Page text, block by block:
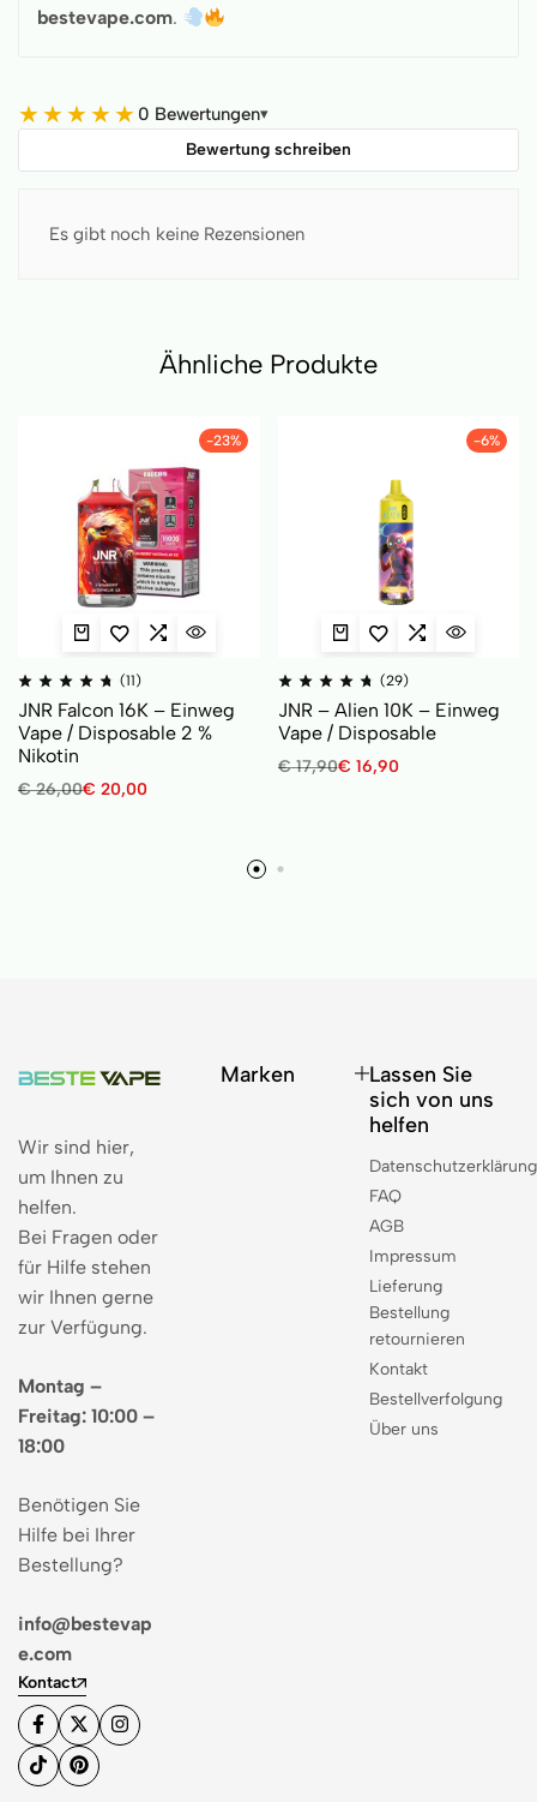
bestevape.com.
★★★★★ 0 Bewertungen▾
Bewertung schreiben
Es gibt noch keine Rezensionen
Ähnliche Produkte
-23%
(11)
JNR Falcon 16K – Einweg
Vape / Disposable 2 %
Nikotin
€26,00€ 20,00
-6%
(29)
JNR – Alien 10K – Einweg
Vape / Disposable
€17,90€ 16,90
Wir sind hier,
um Ihnen zu
helfen.
Bei Fragen oder
für Hilfe stehen
wir Ihnen gerne
zur Verfügung.
Montag –
Freitag: 10:00 –
18:00
Benötigen Sie
Hilfe bei Ihrer
Bestellung?
info@bestevap
e.com
Kontact
Marken
Lassen Sie
sich von uns
helfen
Datenschutzerklärung
FAQ
AGB
Impressum
Lieferung
Bestellung
retournieren
Kontakt
Bestellverfolgung
Über uns